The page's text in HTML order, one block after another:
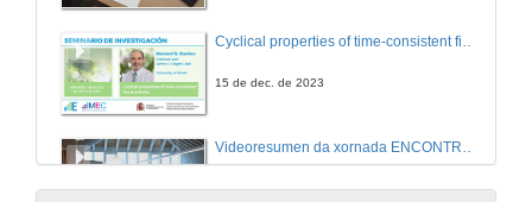
15 de dec. de 2023
Videoresumen da xornada ENCONTRO CIENTÍFICO ’23
2 de nov. de 2023